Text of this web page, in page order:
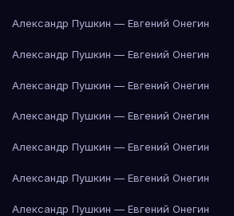
Александр Пушкин — Евгений Онегин
Александр Пушкин — Евгений Онегин
Александр Пушкин — Евгений Онегин
Александр Пушкин — Евгений Онегин
Александр Пушкин — Евгений Онегин
Александр Пушкин — Евгений Онегин
Александр Пушкин — Евгений Онегин